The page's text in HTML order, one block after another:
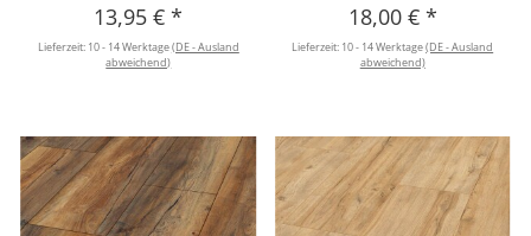
13,95 €*
Lieferzeit: 10 - 14 Werktage(DE - Ausland
abweichend)
18,00 € *
Lieferzeit: 10 - 14 Werktage(DE - Ausland
abweichend)